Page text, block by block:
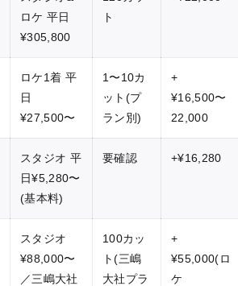
ロケ 平日
¥305,800
ト
ロケ1着 平
日
¥27,500〜
1〜10カ
ット(プ
ラン別)
+
¥16,500〜
22,000
スタジオ 平
日¥5,280〜
(基本料)
要確認 +¥16,280
スタジオ
¥88,000〜
／三嶋大社
100カッ
ト(三嶋
大社プラ
+
¥55,000(ロ
ケ